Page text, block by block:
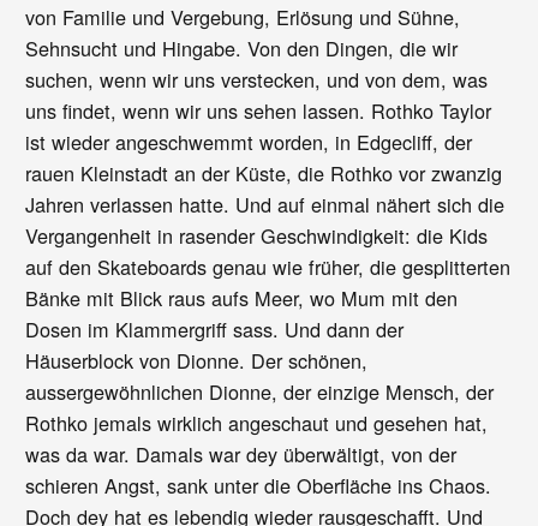
von Familie und Vergebung, Erlösung und Sühne,
Sehnsucht und Hingabe. Von den Dingen, die wir
suchen, wenn wir uns verstecken, und von dem, was
uns findet, wenn wir uns sehen lassen. Rothko Taylor
ist wieder angeschwemmt worden, in Edgecliff, der
rauen Kleinstadt an der Küste, die Rothko vor zwanzig
Jahren verlassen hatte. Und auf einmal nähert sich die
Vergangenheit in rasender Geschwindigkeit: die Kids
auf den Skateboards genau wie früher, die gesplitterten
Bänke mit Blick raus aufs Meer, wo Mum mit den
Dosen im Klammergriff sass. Und dann der
Häuserblock von Dionne. Der schönen,
aussergewöhnlichen Dionne, der einzige Mensch, der
Rothko jemals wirklich angeschaut und gesehen hat,
was da war. Damals war dey überwältigt, von der
schieren Angst, sank unter die Oberfläche ins Chaos.
Doch dey hat es lebendig wieder rausgeschafft. Und